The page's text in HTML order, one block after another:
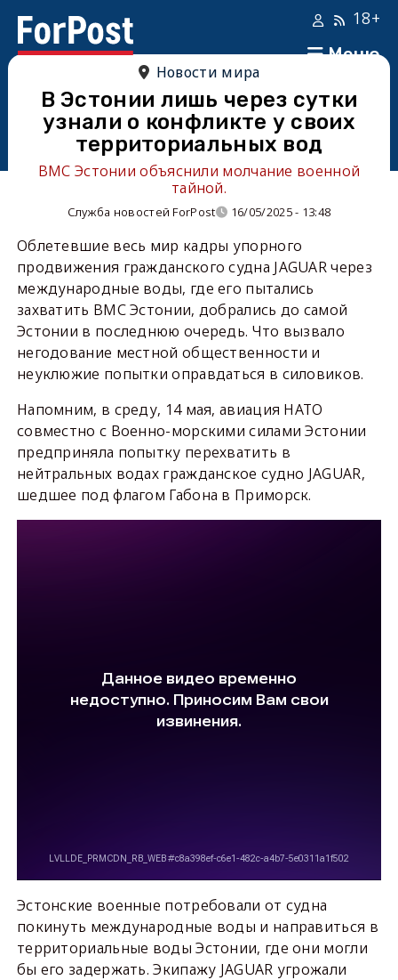
Меню
18+
Новости мира
В Эстонии лишь через сутки
узнали о конфликте у своих
территориальных вод
ВМС Эстонии объяснили молчание военной
тайной.
Служба новостей ForPost 16/05/2025 - 13:48
Облетевшие весь мир кадры упорного
продвижения гражданского судна JAGUAR через
международные воды, где его пытались
захватить ВМС Эстонии, добрались до самой
Эстонии в последнюю очередь. Что вызвало
негодование местной общественности и
неуклюжие попытки оправдаться в силовиков.
Напомним, в среду, 14 мая, авиация НАТО
совместно с Военно-морскими силами Эстонии
предприняла попытку перехватить в
нейтральных водах гражданское судно JAGUAR,
шедшее под флагом Габона в Приморск.
Эстонские военные потребовали от судна
покинуть международные воды и направиться в
территориальные воды Эстонии, где они могли
бы его задержать. Экипажу JAGUAR угрожали